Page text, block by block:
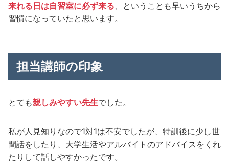
来れる日は自習室に必ず来る、ということも早いうちから
習慣になっていたと思います。
担当講師の印象
とても親しみやすい先生でした。
私が人見知りなので1対1は不安でしたが、特訓後に少し世
間話をしたり、大学生活やアルバイトのアドバイスをくれ
たりして話しやすかったです。